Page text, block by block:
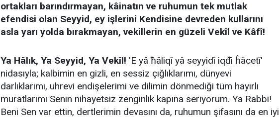
ortakları barındırmayan, kâinatın ve ruhumun tek mutlak
efendisi olan Seyyid, ey işlerini Kendisine devreden kullarını
asla yarı yolda bırakmayan, vekillerin en güzeli Vekîl ve Kâfî!
Ya Hâlık, Ya Seyyid, Ya Vekîl! 'E yâ ħâliqî yâ seyyidî iqđi ĥâcetî'
nidasıyla; kalbimin en gizli, en sessiz çığlıklarımı, dünyevi
darlıklarımı, uhrevi endişelerimi ve dilimin dönmediği tüm hayırlı
muratlarımı Senin nihayetsiz zenginlik kapına seriyorum. Ya Rabbi!
Beni Sen var ettin, dertlerimin devasını da, ruhumun şifasını da en iyi